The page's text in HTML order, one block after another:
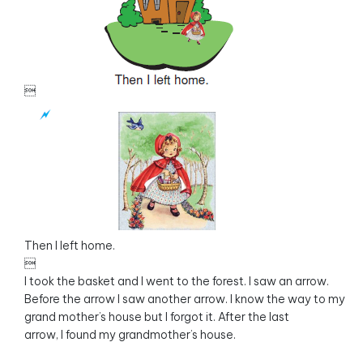

Then I left home.

I took the basket and I went to the forest. I saw an arrow.
Before the arrow I saw another arrow. I know the way to my
grand mother’s house but I forgot it. After the last
arrow, I found my grandmother’s house.